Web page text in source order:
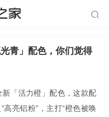
青」配色，你们觉得
「活力橙」配色，这款配
高亮铝粉”，主打“橙色被唤